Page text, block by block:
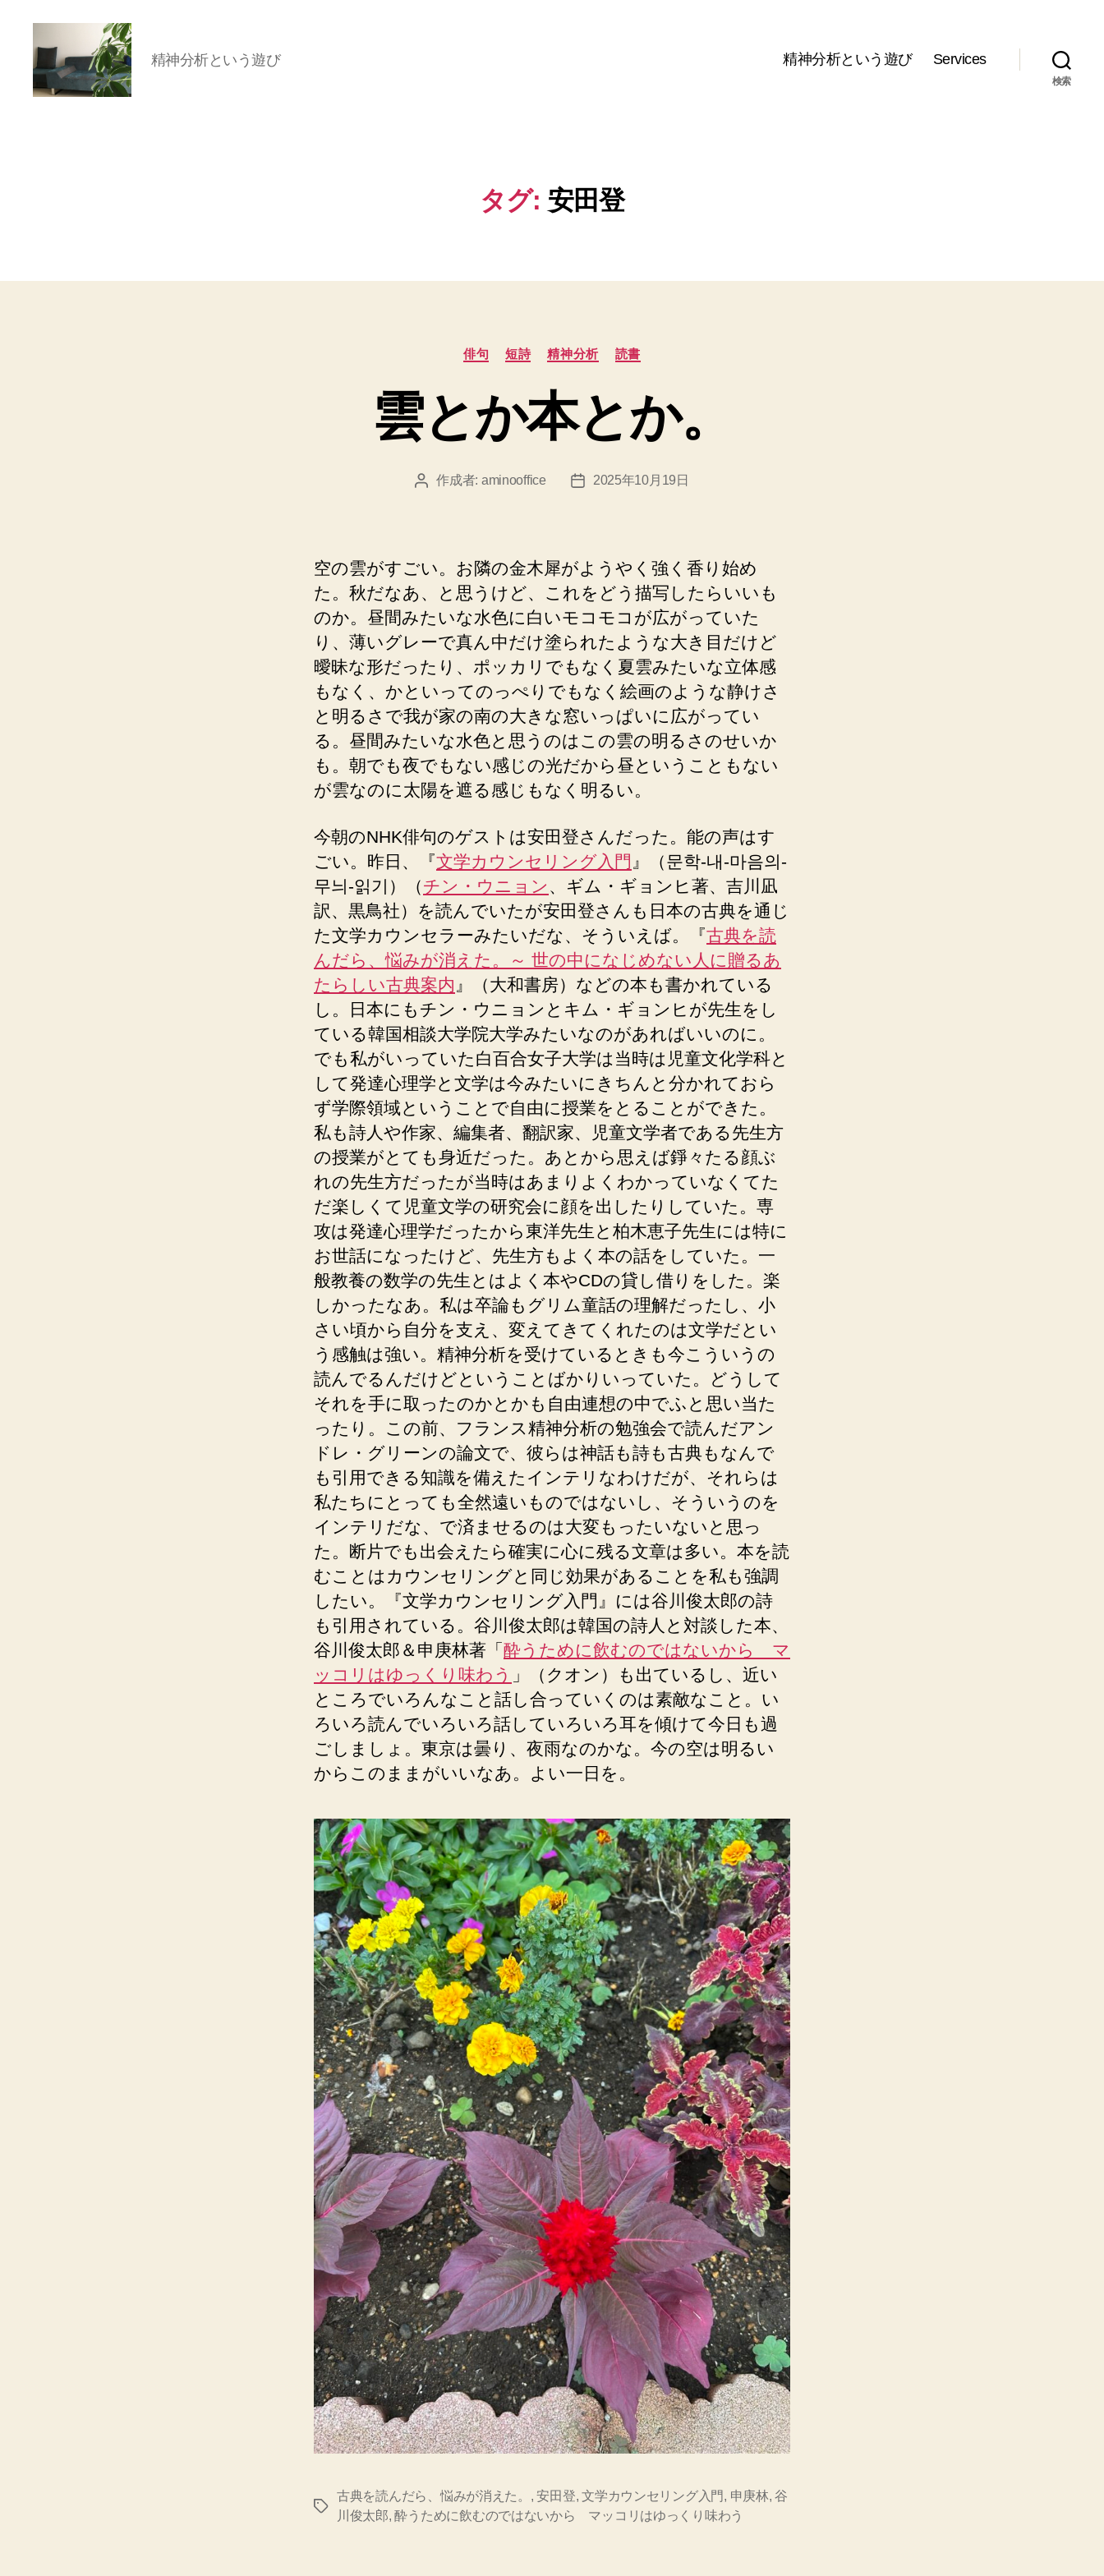
の
精神分析という遊び 精神分析という遊び Services
検索
タグ: 安田登
カ
テ
リ
ー
俳句 短詩 精神分析 読書
雲とか本とか。
投 作成者: aminooffice
投
2025年10月19日
空の雲がすごい。お隣の金木犀がようやく強く香り始め
た。秋だなあ、と思うけど、これをどう描写したらいいも
のか。昼間みたいな水色に白いモコモコが広がっていた
り、薄いグレーで真ん中だけ塗られたような大き目だけど
曖昧な形だったり、ポッカリでもなく夏雲みたいな立体感
もなく、かといってのっぺりでもなく絵画のような静けさ
と明るさで我が家の南の大きな窓いっぱいに広がってい
る。昼間みたいな水色と思うのはこの雲の明るさのせいか
も。朝でも夜でもない感じの光だから昼ということもない
が雲なのに太陽を遮る感じもなく明るい。
今朝のNHK俳句のゲストは安田登さんだった。能の声はす
ごい。昨日、『文学カウンセリング入門 』（문학-내-마음의-
무늬-읽기）（チン・ウニョン 、ギム・ギョンヒ著、吉川凪
訳、黒鳥社）を読んでいたが安田登さんも日本の古典を通じ
た文学カウンセラーみたいだな、そういえば。『古典を読
んだら、悩みが消えた。～ 世の中になじめない人に贈るあ
たらしい古典案内 』（大和書房）などの本も書かれている
し。日本にもチン・ウニョンとキム・ギョンヒが先生をし
ている韓国相談大学院大学みたいなのがあればいいのに。
でも私がいっていた白百合女子大学は当時は児童文化学科と
して発達心理学と文学は今みたいにきちんと分かれておら
ず学際領域ということで自由に授業をとることができた。
私も詩人や作家、編集者、翻訳家、児童文学者である先生方
の授業がとても身近だった。あとから思えば錚々たる顔ぶ
れの先生方だったが当時はあまりよくわかっていなくてた
だ楽しくて児童文学の研究会に顔を出したりしていた。専
攻は発達心理学だったから東洋先生と柏木恵子先生には特に
お世話になったけど、先生方もよく本の話をしていた。一
般教養の数学の先生とはよく本やCDの貸し借りをした。楽
しかったなあ。私は卒論もグリム童話の理解だったし、小
さい頃から自分を支え、変えてきてくれたのは文学だとい
う感触は強い。精神分析を受けているときも今こういうの
読んでるんだけどということばかりいっていた。どうして
それを手に取ったのかとかも自由連想の中でふと思い当た
ったり。この前、フランス精神分析の勉強会で読んだアン
ドレ・グリーンの論文で、彼らは神話も詩も古典もなんで
も引用できる知識を備えたインテリなわけだが、それらは
私たちにとっても全然遠いものではないし、そういうのを
インテリだな、で済ませるのは大変もったいないと思っ
た。断片でも出会えたら確実に心に残る文章は多い。本を読
むことはカウンセリングと同じ効果があることを私も強調
したい。『文学カウンセリング入門』には谷川俊太郎の詩
も引用されている。谷川俊太郎は韓国の詩人と対談した本、
谷川俊太郎＆申庚林著「 酔うために飲むのではないから マ
ッコリはゆっくり味わう 」（クオン）も出ているし、近い
ところでいろんなこと話し合っていくのは素敵なこと。い
ろいろ読んでいろいろ話していろいろ耳を傾けて今日も過
ごしましょ。東京は曇り、夜雨なのかな。今の空は明るい
からこのままがいいなあ。よい一日を。
タ
古典を読んだら、悩みが消えた。 ,安田登,文学カウンセリング入門, 申庚林,谷
川俊太郎,酔うために飲むのではないから マッコリはゆっくり味わう